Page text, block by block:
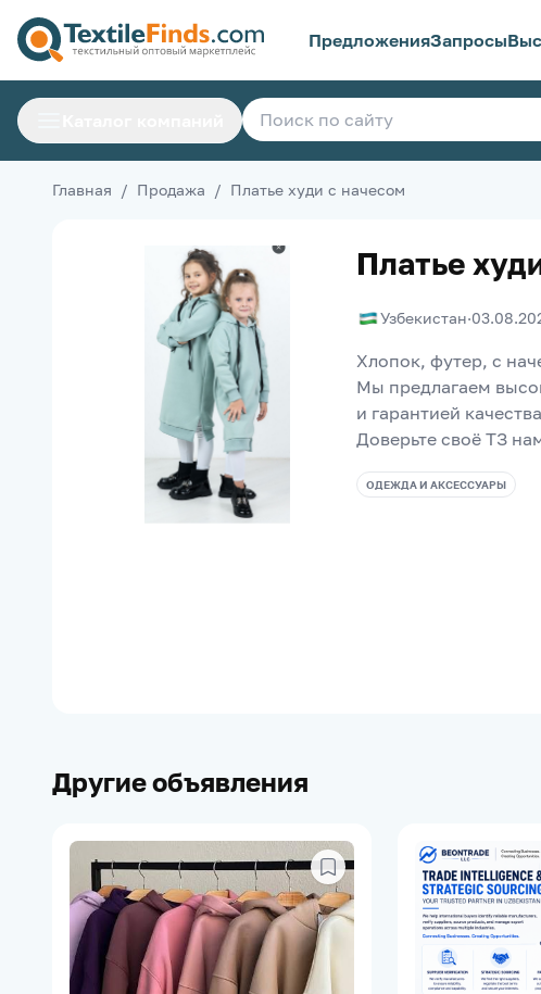
ПредложенияЗапросы
Главная / Продажа / Платье худи с начесом
Платье
Узбекистан·
Хлопок, футер, с
Мы предлагаем
и гарантией
Доверьте своё ТЗ
ОДЕЖДА И АКСЕССУАРЫ
Другие объявления